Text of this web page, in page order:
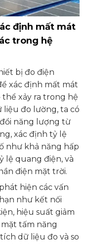
định mất mát
trong hệ
bị đo điện
xác định mất mát
thể xảy ra trong hệ
đo lường, ta có
năng lượng từ
xác định tỷ lệ
như khả năng hấp
lệ quang điện, và
điện mặt trời.
hiện các vấn
như kết nối
hiệu suất giảm
tấm năng
dữ liệu đo và so